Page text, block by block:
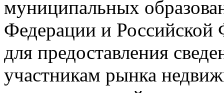
муниципальных
Федерации и Российской
для предоставления
участникам рынка